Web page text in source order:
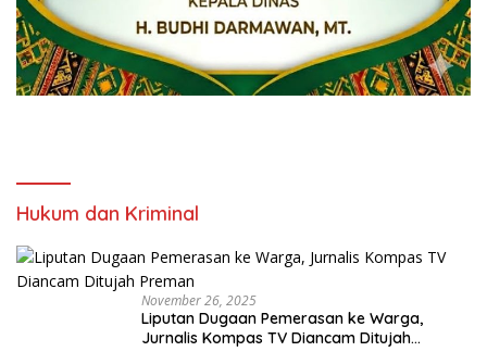
Hukum dan Kriminal
November 26, 2025
Liputan Dugaan Pemerasan ke Warga,
Jurnalis Kompas TV Diancam Ditujah